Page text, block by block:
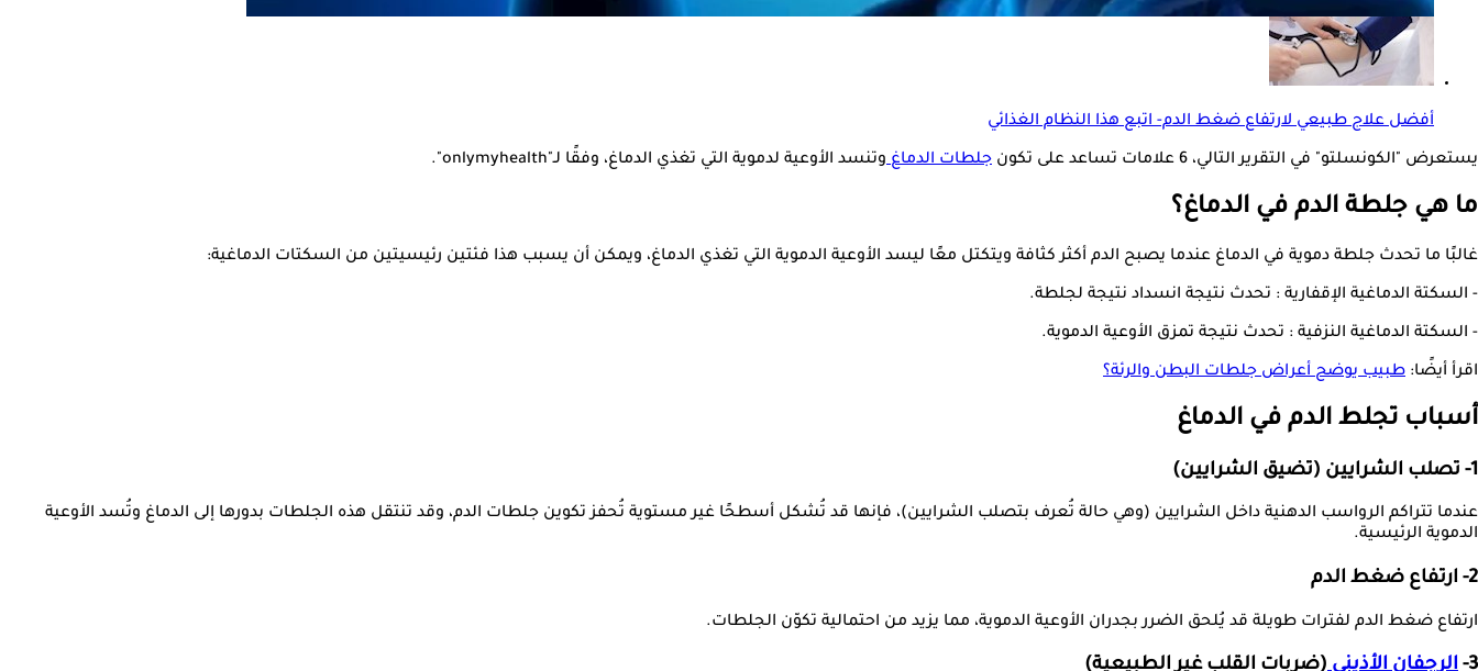
أفضل علاج طبيعي لارتفاع ضغط الدم- اتبع هذا النظام الغذائي
يستعرض "الكونسلتو" في التقرير التالي، 6 علامات تساعد على تكون جلطات الدماغوتنسد الأوعية لدموية التي تغذي الدماغ، وفقًا لـ"onlymyhealth".
ما هي جلطة الدم في الدماغ؟
غالبًا ما تحدث جلطة دموية في الدماغ عندما يصبح الدم أكثر كثافة ويتكتل معًا ليسد الأوعية الدموية التي تغذي الدماغ، ويمكن أن يسبب هذا فئتين رئيسيتين من السكتات الدماغية:
- السكتة الدماغية الإقفارية : تحدث نتيجة انسداد نتيجة لجلطة.
- السكتة الدماغية النزفية : تحدث نتيجة تمزق الأوعية الدموية.
اقرأ أيضًا: طبيب يوضح أعراض جلطات البطن والرئة؟
أسباب تجلط الدم في الدماغ
1- تصلب الشرايين (تضيق الشرايين)
عندما تتراكم الرواسب الدهنية داخل الشرايين (وهي حالة تُعرف بتصلب الشرايين)، فإنها قد تُشكل أسطحًا غير مستوية تُحفز تكوين جلطات الدم، وقد تنتقل هذه الجلطات بدورها إلى الدماغ وتُسد الأوعية
الدموية الرئيسية.
2- ارتفاع ضغط الدم
ارتفاع ضغط الدم لفترات طويلة قد يُلحق الضرر بجدران الأوعية الدموية، مما يزيد من احتمالية تكوّن الجلطات.
3- الرجفان الأذيني(ضربات القلب غير الطبيعية)